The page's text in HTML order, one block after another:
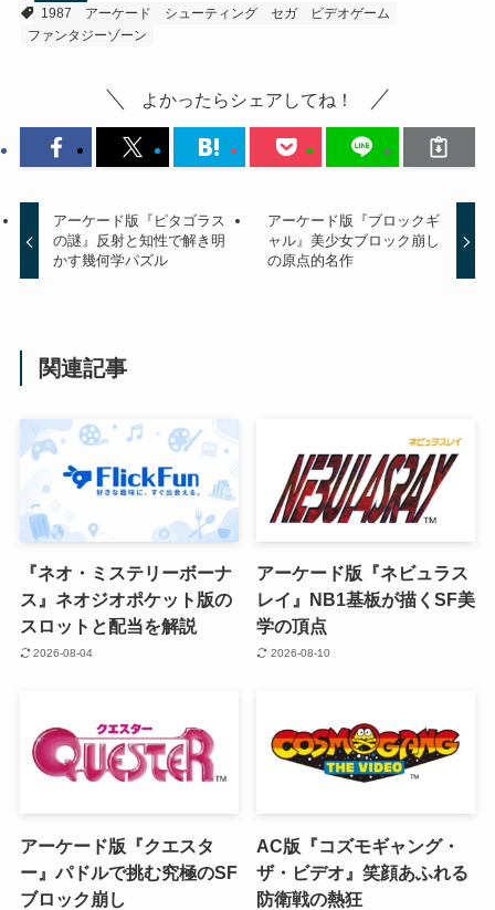
1987
アーケード シューティング セガ
ビデオゲーム
ファンタジーゾーン
よかったらシェアしてね！
アーケード版『ピタゴラス
の謎』反射と知性で解き明
かす幾何学パズル
アーケード版『ブロックギ
ャル』美少女ブロック崩し
の原点的名作
関連記事
『ネオ・ミステリーボーナ
ス』ネオジオポケット版の
スロットと配当を解説
2026-08-04
アーケード版『ネビュラス
レイ』NB1基板が描くSF美
学の頂点
2026-08-10
アーケード版『クエスタ
ー』パドルで挑む究極のSF
ブロック崩し
AC版『コズモギャング・
ザ・ビデオ』笑顔あふれる
防衛戦の熱狂